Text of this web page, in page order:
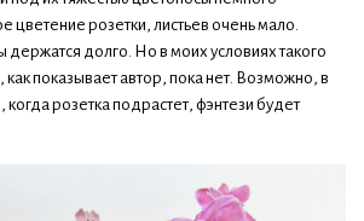
цветение розетки, листьев очень мало.
держатся долго. Но в моих условиях такого
как показывает автор, пока нет. Возможно, в
розетка подрастет, фэнтези будет